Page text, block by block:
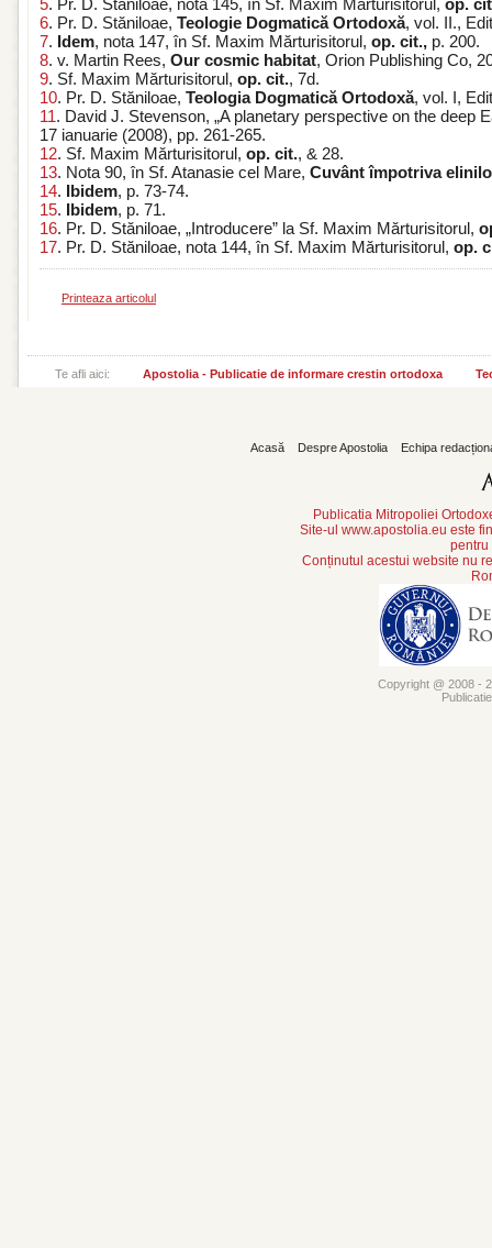
6. Pr. D. Stăniloae, Teologie Dogmatică Ortodoxă, vol. II.,
7. Idem, nota 147, în Sf. Maxim Mărturisitorul, op. cit., p. 200.
8. v. Martin Rees, Our cosmic habitat, Orion Publishing Co,
9. Sf. Maxim Mărturisitorul, op. cit., 7d.
10. Pr. D. Stăniloae, Teologia Dogmatică Ortodoxă, vol. I,
11. David J. Stevenson, „A planetary perspective on the deep
17 ianuarie (2008), pp. 261-265.
12. Sf. Maxim Mărturisitorul, op. cit., & 28.
13. Nota 90, în Sf. Atanasie cel Mare, Cuvânt împotriva
14. Ibidem, p. 73-74.
15. Ibidem, p. 71.
16. Pr. D. Stăniloae, „Introducere” la Sf. Maxim Mărturisitorul,
17. Pr. D. Stăniloae, nota 144, în Sf. Maxim Mărturisitorul, op.
Printeaza articolul
Te afli aici: Apostolia - Publicatie de informare crestin ortodoxa
Acasă Despre Apostolia Echipa
Publicatia Mitropoliei
Site-ul www.apostolia.eu este
pentru
Conținutul acestui website nu
Copyright @ 2008 -